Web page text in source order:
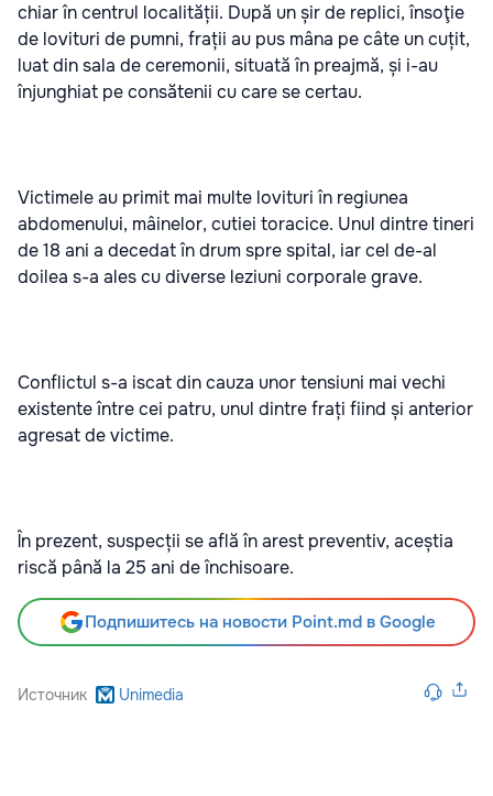
chiar în centrul localității. După un șir de replici, însoţie
de lovituri de pumni, frații au pus mâna pe câte un cuțit,
luat din sala de ceremonii, situată în preajmă, și i-au
înjunghiat pe consătenii cu care se certau.
Victimele au primit mai multe lovituri în regiunea
abdomenului, mâinelor, cutiei toracice. Unul dintre tineri
de 18 ani a decedat în drum spre spital, iar cel de-al
doilea s-a ales cu diverse leziuni corporale grave.
Conflictul s-a iscat din cauza unor tensiuni mai vechi
existente între cei patru, unul dintre frați fiind și anterior
agresat de victime.
În prezent, suspecții se află în arest preventiv, aceștia
riscă până la 25 ani de închisoare.
Подпишитесь на новости Point.md в Google
Источник Unimedia